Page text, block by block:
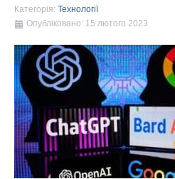
Категорія: Технології
Опубліковано: 15 лютого 2023